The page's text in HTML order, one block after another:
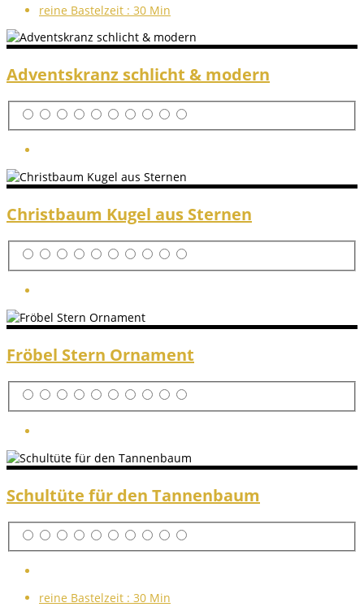
reine Bastelzeit : 30 Min
Adventskranz schlicht & modern
Christbaum Kugel aus Sternen
Fröbel Stern Ornament
Schultüte für den Tannenbaum
reine Bastelzeit : 30 Min